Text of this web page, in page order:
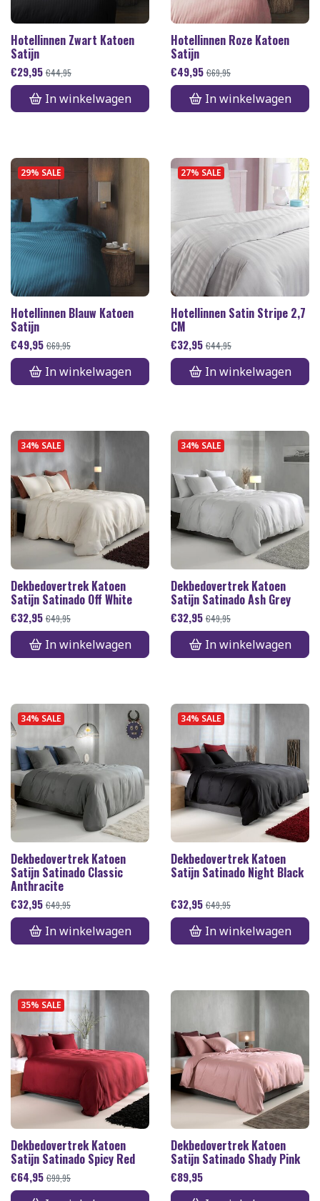
Hotellinnen Zwart Katoen
Satijn
€29,95 €44,95
In winkelwagen
Hotellinnen Roze Katoen
Satijn
€49,95 €69,95
In winkelwagen
29% SALE
Hotellinnen Blauw Katoen
Satijn
€49,95 €69,95
In winkelwagen
27% SALE
Hotellinnen Satin Stripe 2,7
CM
€32,95 €44,95
In winkelwagen
34% SALE
Dekbedovertrek Katoen
Satijn Satinado Off White
€32,95 €49,95
In winkelwagen
34% SALE
Dekbedovertrek Katoen
Satijn Satinado Ash Grey
€32,95 €49,95
In winkelwagen
34% SALE
Dekbedovertrek Katoen
Satijn Satinado Classic
Anthracite
€32,95 €49,95
In winkelwagen
34% SALE
Dekbedovertrek Katoen
Satijn Satinado Night Black
€32,95 €49,95
In winkelwagen
35% SALE
Dekbedovertrek Katoen
Satijn Satinado Spicy Red
€64,95 €99,95
Dekbedovertrek Katoen
Satijn Satinado Shady Pink
€89,95